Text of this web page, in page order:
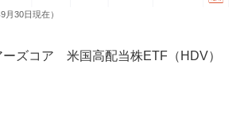
月30日現在）
ーズコア 米国高配当株ETF（HDV）